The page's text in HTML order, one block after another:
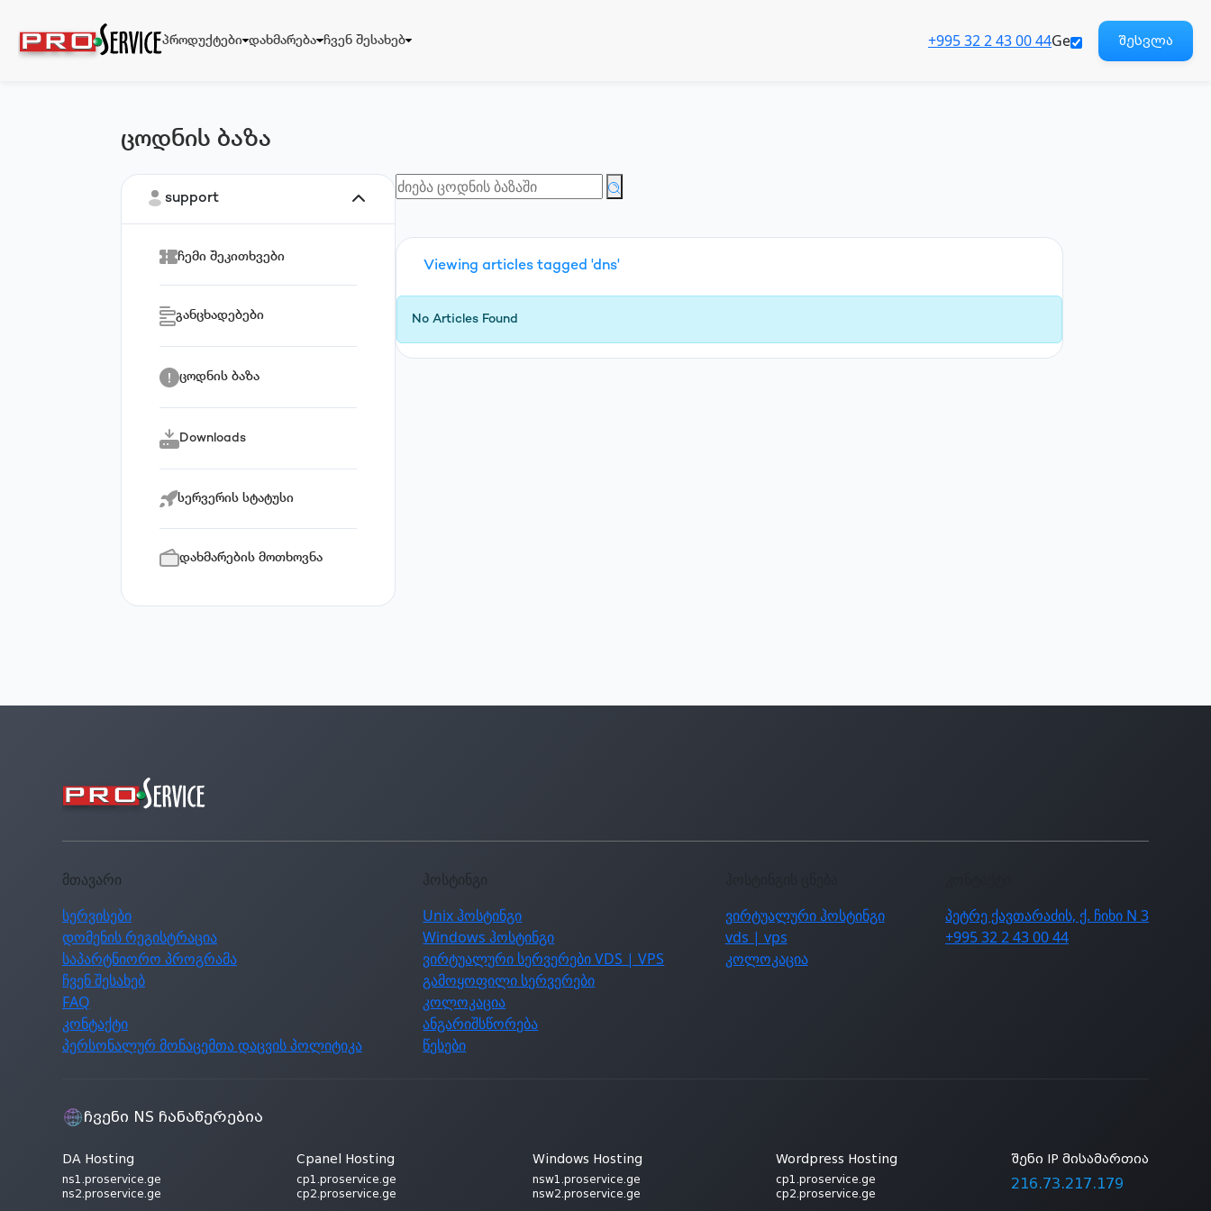
პროდუქტები
Eng
პროდუქტები დახმარება ჩვენ შესახებ +995 32 2 43 00 44Ge შესვლა
ცოდნის ბაზა
support
ჩემი შეკითხვები
განცხადებები
ცოდნის ბაზა
Downloads
სერვერის სტატუსი
დახმარების მოთხოვნა
Viewing articles tagged 'dns'
No Articles Found
მთავარი
სერვისები
დომენის რეგისტრაცია
საპარტნიორო პროგრამა
ჩვენ შესახებ
FAQ
კონტაქტი
პერსონალურ მონაცემთა დაცვის პოლიტიკა
ჰოსტინგი
Unix ჰოსტინგი
Windows ჰოსტინგი
ვირტუალური სერვერები VDS | VPS
გამოყოფილი სერვერები
კოლოკაცია
ანგარიშსწორება
წესები
ვირტუალური ჰოსტინგი
vds | vps
კოლოკაცია
პეტრე ქავთარაძის, ქ. ჩიხი N 3
+995 32 2 43 00 44
ჩვენი NS ჩანაწერებია
DA Hosting
ns1.proservice.ge
ns2.proservice.ge
Cpanel Hosting
cp1.proservice.ge
cp2.proservice.ge
Windows Hosting
nsw1.proservice.ge
nsw2.proservice.ge
Wordpress Hosting
cp1.proservice.ge
cp2.proservice.ge
შენი IP მისამართია
216.73.217.179